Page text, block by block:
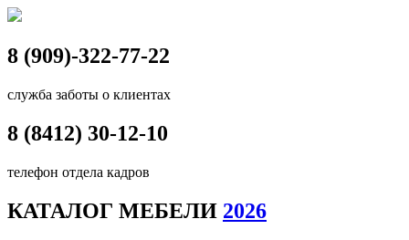
8 (909)-322-77-22
служба заботы о клиентах
8 (8412) 30-12-10
телефон отдела кадров
КАТАЛОГ МЕБЕЛИ 2026